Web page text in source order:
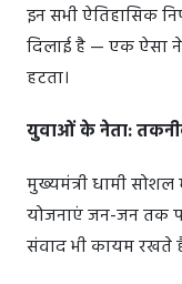
इन सभी ऐतिहासिक
दिलाई है — एक ऐसा
हटता।
युवाओं के नेता:
मुख्यमंत्री धामी
योजनाएं जन-जन तक
संवाद भी कायम रखते